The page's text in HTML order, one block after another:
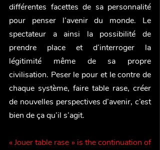
différentes facettes de sa personnalité
pour penser l’avenir du monde. Le
spectateur a ainsi la possibilité de
prendre place et d’interroger la
légitimité même de sa propre
civilisation. Peser le pour et le contre de
chaque système, faire table rase, créer
de nouvelles perspectives d’avenir, c’est
bien de ça qu’il s’agit.
« Jouer table rase » is the continuation of